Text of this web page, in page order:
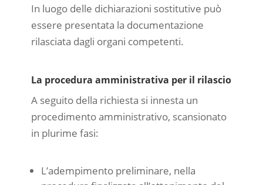
In luogo delle dichiarazioni sostitutive può
essere presentata la documentazione
rilasciata dagli organi competenti.
La procedura amministrativa per il rilascio
A seguito della richiesta si innesta un
procedimento amministrativo, scansionato
in plurime fasi:
L’adempimento preliminare, nella